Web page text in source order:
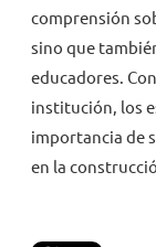
comprensión
sino que
educadores.
institución, los
importancia de
en la